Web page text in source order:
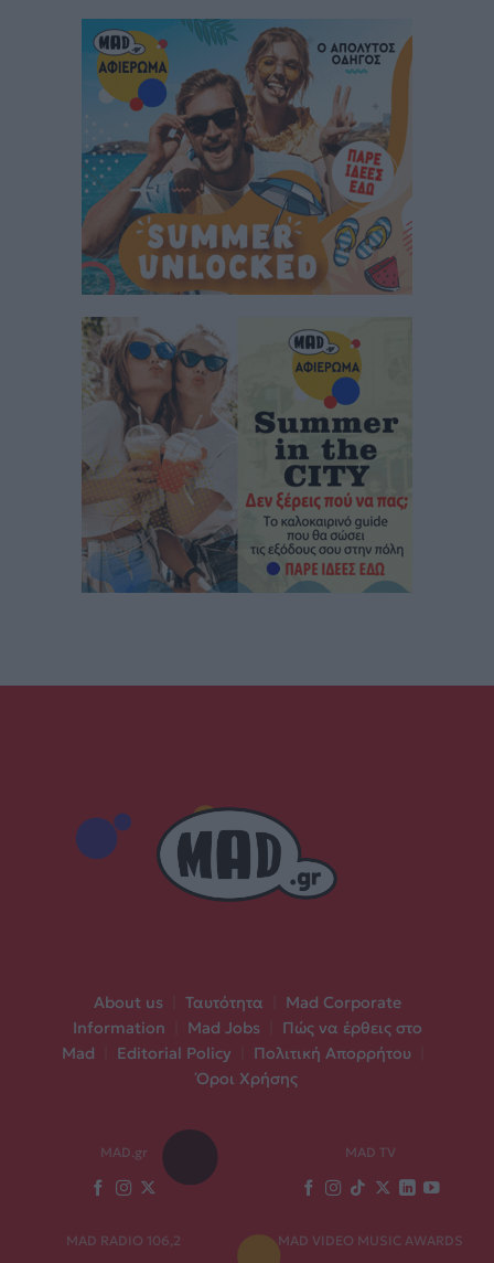
About us Ταυτότητα
Mad Corporate
Information
Mad Jobs
Πώς να έρθεις στο
Mad
Editorial Policy Πολιτική Απορρήτου
Όροι Χρήσης
MAD.gr MAD TV
MAD RADIO 106,2 MAD VIDEO MUSIC AWARDS